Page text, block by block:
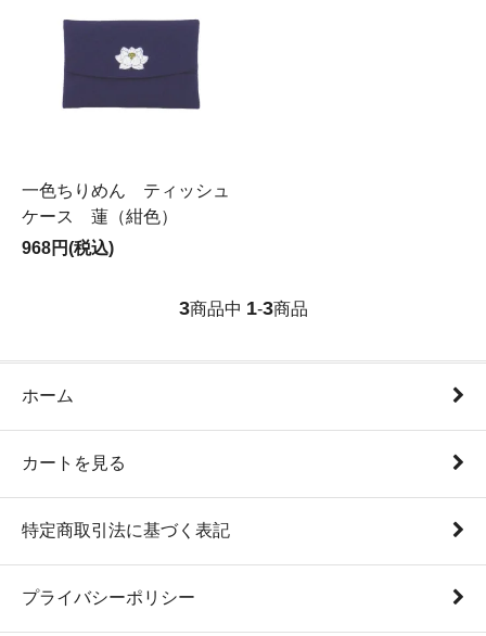
一色ちりめん ティッシュ
ケース 蓮（紺色）
968円(税込)
3商品中 1-3商品
ホーム
カートを見る
特定商取引法に基づく表記
プライバシーポリシー